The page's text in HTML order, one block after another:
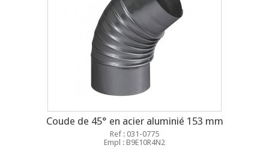
Coude de 45° en acier aluminié 153 mm
Ref : 031-0775
Empl : B9E10R4N2